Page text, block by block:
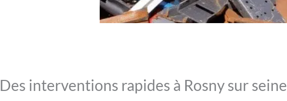
Des interventions rapides à Rosny sur seine